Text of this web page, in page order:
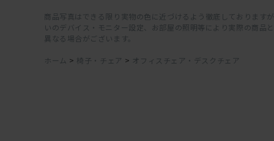
商品写真はできる限り実物の色に近づけるよう徹底しております
いのデバイス・モニター設定、お部屋の照明等により実際の商品
異なる場合がございます。
ホーム > 椅子・チェア > オフィスチェア・デスクチェア